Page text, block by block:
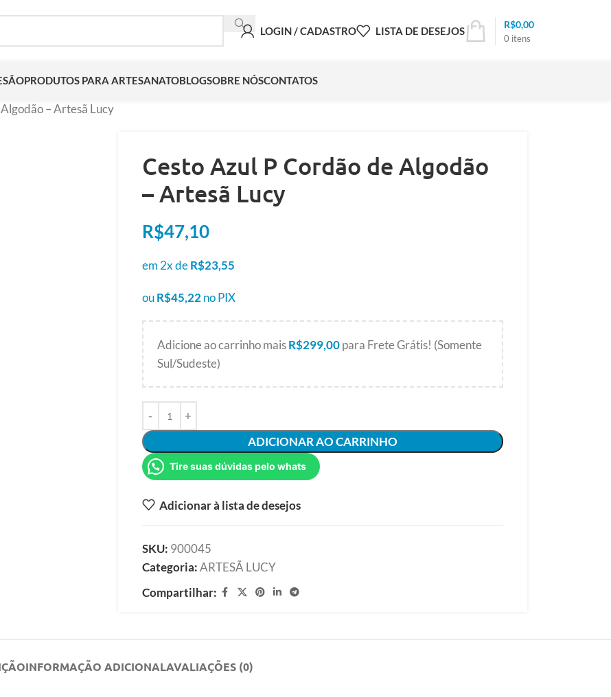
LOGIN / CADASTRO LISTA DE DESEJOS
0 itens
R$0,00
PRODUTOS PARA ARTESANATOBLOGSOBRE NÓSCONTATOS
– Artesã Lucy
Cesto Azul P Cordão de Algodão
– Artesã Lucy
R$47,10
em 2x deR$23,55
ouR$45,22 no PIX
Adicione ao carrinho maisR$299,00para Frete Grátis! (Somente
Sul/Sudeste)
ADICIONAR AO CARRINHO
Tire suas dúvidas pelo whats
Adicionar à lista de desejos
SKU: 900045
Categoria:ARTESÃ LUCY
Compartilhar:
INFORMAÇÃO ADICIONALAVALIAÇÕES (0)